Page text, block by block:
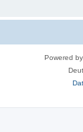
Powered by